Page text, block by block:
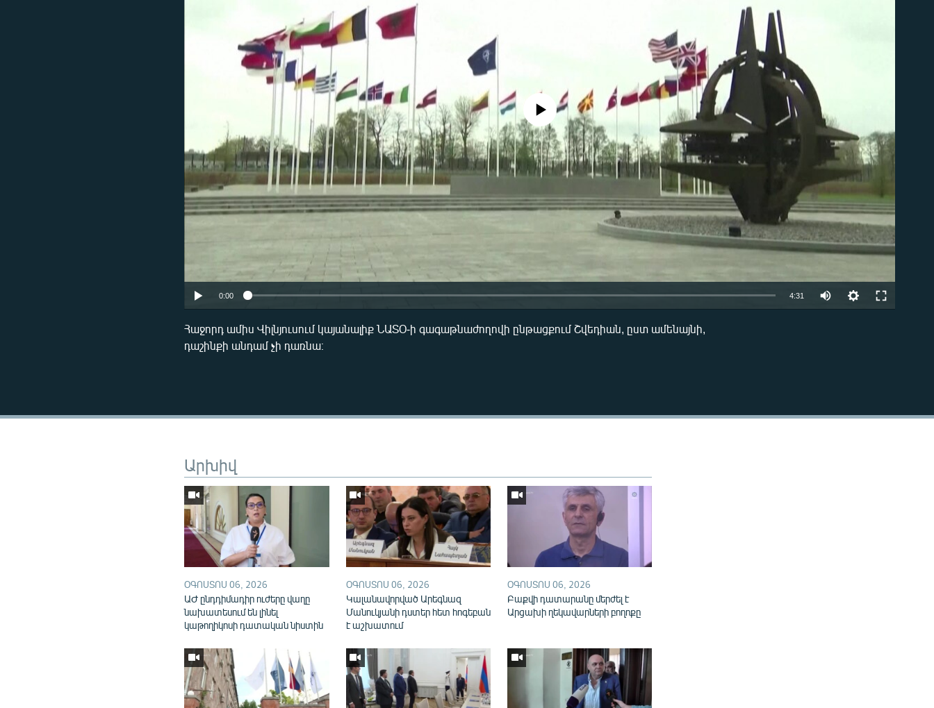
240p 360p
720p 1080p
No media source currently available
0:00 4:31
1080p
Հաջորդ ամիս Վիլնյուսում կայանալիք ՆԱՏՕ-ի գագաթնաժողովի ընթացքում Շվեդիան, ըստ ամենայնի,
դաշինքի անդամ չի դառնա։
Արխիվ
ՕԳՈՍՏՈՍ 06, 2026
ԱԺ ընդդիմադիր ուժերը վաղը
նախատեսում են լինել
կաթողիկոսի դատական նիստին
ՕԳՈՍՏՈՍ 06, 2026
Կալանավորված Արեգնազ
Մանուկյանի դստեր հետ հոգեբան
է աշխատում
ՕԳՈՍՏՈՍ 06, 2026
Բաքվի դատարանը մերժել է
Արցախի ղեկավարների բողոքը